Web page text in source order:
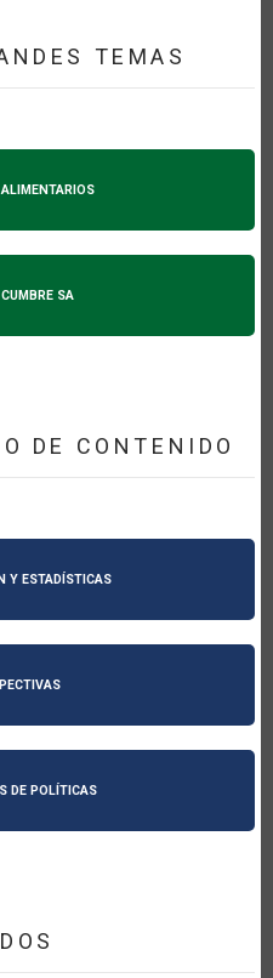
TEMAS
CUMBRE SA
DE CONTENIDO
Y ESTADÍSTICAS
DE POLÍTICAS